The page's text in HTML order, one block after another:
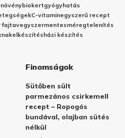
biokertgyógyhatás
C-vitaminegyszerű recept
fajtavegyszermentesméregtelenítés
elkészítésházi készítés
Finomságok
Sütőben sült
parmezános csirkemell
recept – Ropogós
bundával, olajban sütés
nélkül